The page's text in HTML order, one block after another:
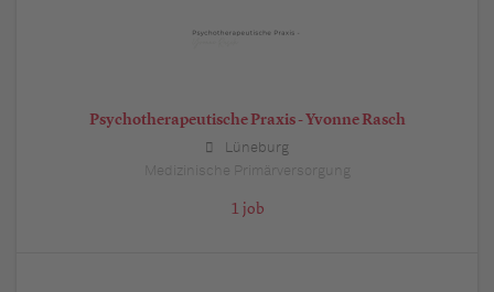
Psychotherapeutische Praxis - Yvonne Rasch
Lüneburg
Medizinische Primärversorgung
1 job